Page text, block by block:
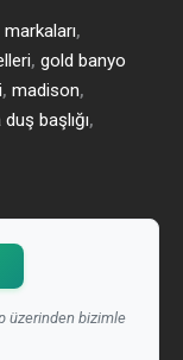
,
, gold banyo
, madison,
başlığı,
üzerinden bizimle